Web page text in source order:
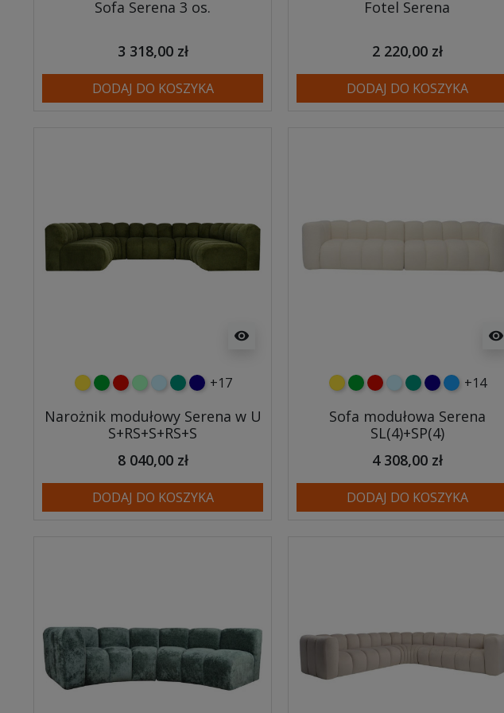
Sofa Serena 3 os.
3 318,00 zł
DODAJ DO KOSZYKA
Fotel Serena
2 220,00 zł
DODAJ DO KOSZYKA
visibility
żółtyzielonyczerwony
miętowybłękitnyturkusowy
granatowy
+17
Narożnik modułowy Serena w U
S+RS+S+RS+S
8 040,00 zł
DODAJ DO KOSZYKA
visibility
żółtyzielonyczerwony
błękitnyturkusowy
granatowy
niebieski
+14
Sofa modułowa Serena
SL(4)+SP(4)
4 308,00 zł
DODAJ DO KOSZYKA